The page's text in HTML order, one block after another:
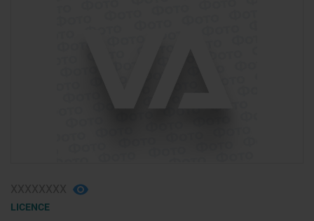
LICENCE